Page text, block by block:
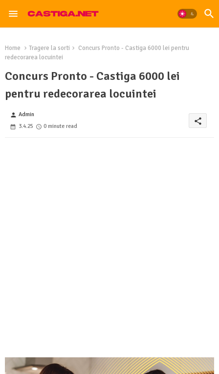
Home Tragere la sorti
Concurs Pronto - Castiga 6000 lei pentru
redecorarea locuintei
Concurs Pronto - Castiga 6000 lei
pentru redecorarea locuintei
person Admin
3.4.25
0 minute read
share